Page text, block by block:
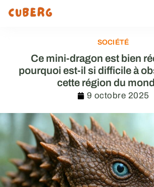
SOCIÉTÉ
Ce mini-dragon est bien
pourquoi est-il si difficile à
cette région du
9 octobre 2025